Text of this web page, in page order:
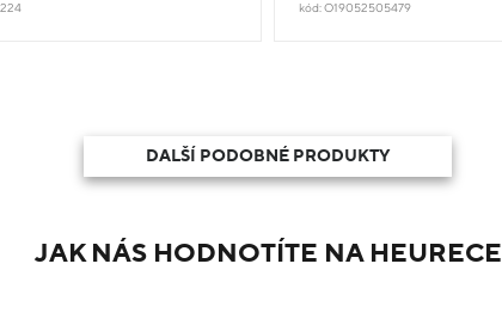
kód: O19052505479
DALŠÍ PODOBNÉ PRODUKTY
JAK NÁS HODNOTÍTE NA HEURECE